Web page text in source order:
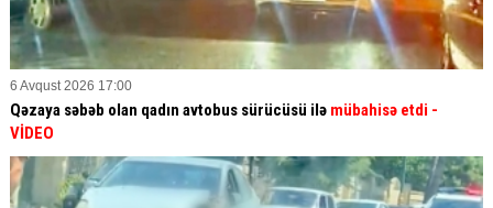
6 Avqust 2026 17:00
Qəzaya səbəb olan qadın avtobus sürücüsü ilə mübahisə etdi -
VİDEO